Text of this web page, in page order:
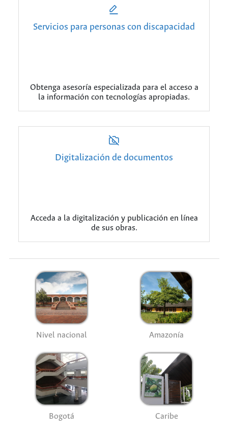
Servicios para personas con discapacidad
Obtenga asesoría especializada para el acceso a
la información con tecnologías apropiadas.
Digitalización de documentos
Acceda a la digitalización y publicación en línea
de sus obras.
Nivel nacional Amazonía
Bogotá Caribe